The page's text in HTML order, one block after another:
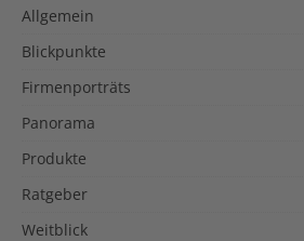
Allgemein
Blickpunkte
Firmenporträts
Panorama
Produkte
Ratgeber
Weitblick